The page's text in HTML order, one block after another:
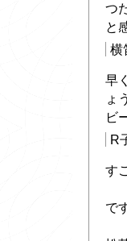
つ
と
横
早
ょ
ビ
R
す
で